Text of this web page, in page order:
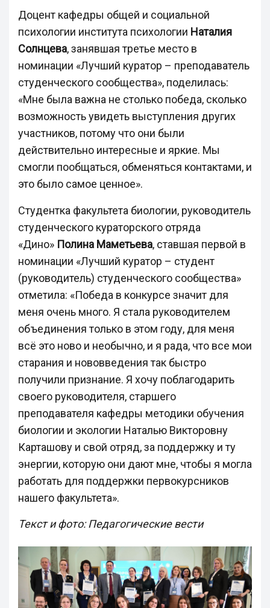
Доцент кафедры общей и социальной
психологии института психологии Наталия
Солнцева, занявшая третье место в
номинации «Лучший куратор – преподаватель
студенческого сообщества», поделилась:
«Мне была важна не столько победа, сколько
возможность увидеть выступления других
участников, потому что они были
действительно интересные и яркие. Мы
смогли пообщаться, обменяться контактами, и
это было самое ценное».
Студентка факультета биологии, руководитель
студенческого кураторского отряда
«Дино» Полина Маметьева, ставшая первой в
номинации «Лучший куратор – студент
(руководитель) студенческого сообщества»
отметила: «Победа в конкурсе значит для
меня очень много. Я стала руководителем
объединения только в этом году, для меня
всё это ново и необычно, и я рада, что все мои
старания и нововведения так быстро
получили признание. Я хочу поблагодарить
своего руководителя, старшего
преподавателя кафедры методики обучения
биологии и экологии Наталью Викторовну
Карташову и свой отряд, за поддержку и ту
энергии, которую они дают мне, чтобы я могла
работать для поддержки первокурсников
нашего факультета».
Текст и фото: Педагогические вести